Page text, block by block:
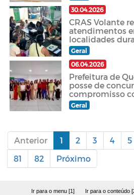
30.04.2026
CRAS Volante
atendimentos
localidades
Geral
06.04.2026
Prefeitura de
posse de
compromisso
público
Geral
Anterior 1 2 3 4 5
81
82 Próximo
Ir para o menu [1] Ir para o conteúdo